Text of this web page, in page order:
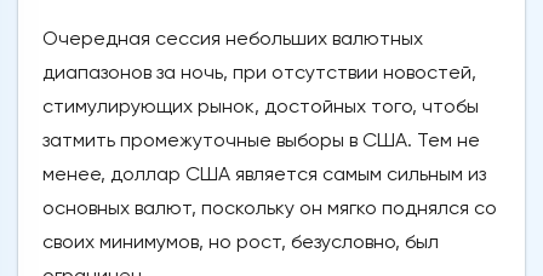
Очередная сессия небольших валютных
диапазонов за ночь, при отсутствии новостей,
стимулирующих рынок, достойных того, чтобы
затмить промежуточные выборы в США. Тем не
менее, доллар США является самым сильным из
основных валют, поскольку он мягко поднялся со
своих минимумов, но рост, безусловно, был